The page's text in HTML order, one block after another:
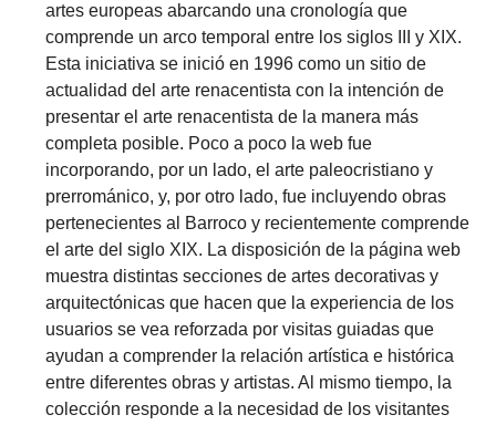
artes europeas abarcando una cronología que
comprende un arco temporal entre los siglos III y XIX.
Esta iniciativa se inició en 1996 como un sitio de
actualidad del arte renacentista con la intención de
presentar el arte renacentista de la manera más
completa posible. Poco a poco la web fue
incorporando, por un lado, el arte paleocristiano y
prerrománico, y, por otro lado, fue incluyendo obras
pertenecientes al Barroco y recientemente comprende
el arte del siglo XIX. La disposición de la página web
muestra distintas secciones de artes decorativas y
arquitectónicas que hacen que la experiencia de los
usuarios se vea reforzada por visitas guiadas que
ayudan a comprender la relación artística e histórica
entre diferentes obras y artistas. Al mismo tiempo, la
colección responde a la necesidad de los visitantes